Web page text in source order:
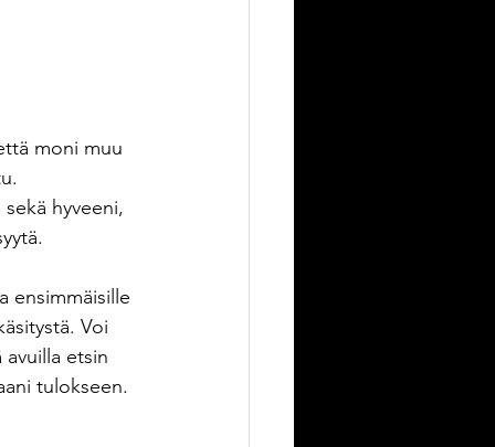
moni muu
hyveeni,
ensimmäisille
Voi
etsin
tulokseen.